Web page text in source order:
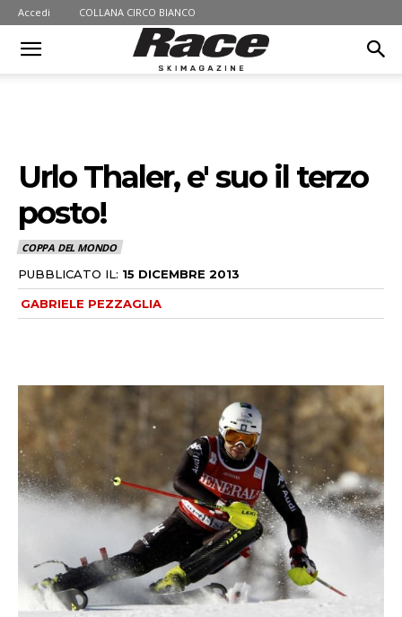
Accedi COLLANA CIRCO BIANCO
Urlo Thaler, e' suo il terzo
posto!
COPPA DEL MONDO
PUBBLICATO IL: 15 DICEMBRE 2013
GABRIELE PEZZAGLIA